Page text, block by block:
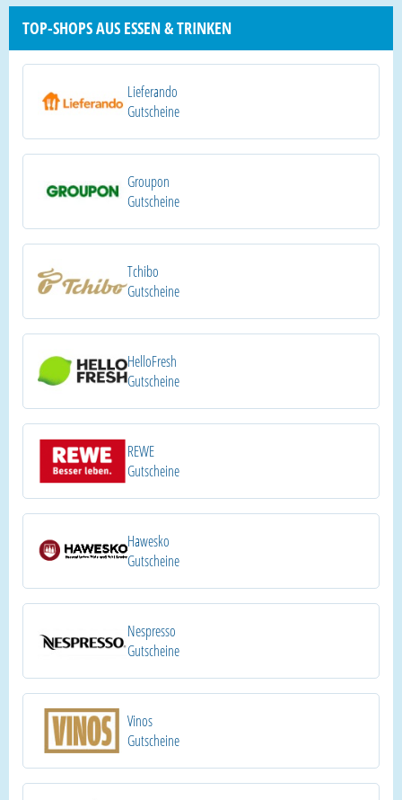
TOP-SHOPS AUS ESSEN & TRINKEN
Lieferando
Gutscheine
Groupon
Gutscheine
Tchibo
Gutscheine
HelloFresh
Gutscheine
REWE
Gutscheine
Hawesko
Gutscheine
Nespresso
Gutscheine
Vinos
Gutscheine